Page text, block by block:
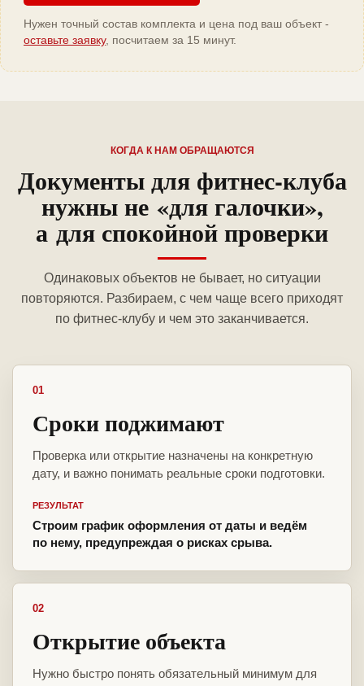
Нужен точный состав комплекта и цена под ваш объект -
оставьте заявку, посчитаем за 15 минут.
КОГДА К НАМ ОБРАЩАЮТСЯ
Документы для фитнес-клуба
нужны не «для галочки»,
а для спокойной проверки
Одинаковых объектов не бывает, но ситуации
повторяются. Разбираем, с чем чаще всего приходят
по фитнес-клубу и чем это заканчивается.
01
Сроки поджимают
Проверка или открытие назначены на конкретную
дату, и важно понимать реальные сроки подготовки.
РЕЗУЛЬТАТ
Строим график оформления от даты и ведём
по нему, предупреждая о рисках срыва.
02
Открытие объекта
Нужно быстро понять обязательный минимум для